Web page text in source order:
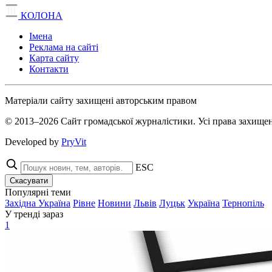
КОЛОНА
Імена
Реклама на сайті
Карта сайту
Контакти
Матеріали сайту захищені авторським правом
© 2013–2026 Сайт громадської журналістики. Усі права
Developed by PryVit
ESC
Скасувати
Популярні теми
Західна Україна Рівне Новини Львів Луцьк Україна Тернопіль
У тренді зараз
1